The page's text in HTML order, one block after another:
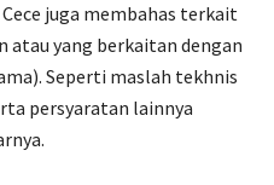
juga membahas terkait
atau yang berkaitan dengan
Seperti maslah tekhnis
persyaratan lainnya